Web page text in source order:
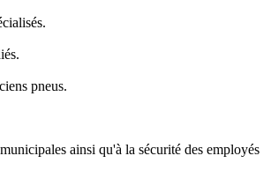
pneus.
ainsi qu'à la sécurité des employés